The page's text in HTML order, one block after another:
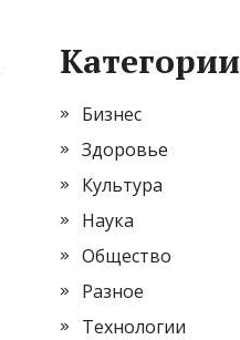
Категории
Бизнес
Здоровье
Культура
Наука
Общество
Разное
Технологии